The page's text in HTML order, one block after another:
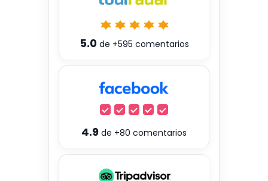
5.0 de +595 comentarios
4.9 de +80 comentarios